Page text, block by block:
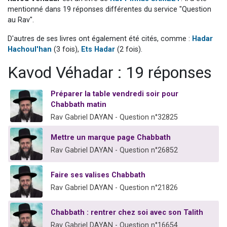
13 personnes viennent de demander une bénédiction
Il reste 49 places pour étudier en groupe sur Zoom
12 nouvelles musiques dans Torah-Box Music
29 personnes viennent de demander une bénédiction
mentionné dans 19 réponses différentes du service "Question
au Rav".
D'autres de ses livres ont également été cités, comme : Hadar
Hachoul'han (3 fois), Ets Hadar (2 fois).
Kavod Véhadar : 19 réponses
Préparer la table vendredi soir pour
Chabbath matin
Rav Gabriel DAYAN - Question n°32825
Mettre un marque page Chabbath
Rav Gabriel DAYAN - Question n°26852
Faire ses valises Chabbath
Rav Gabriel DAYAN - Question n°21826
Chabbath : rentrer chez soi avec son Talith